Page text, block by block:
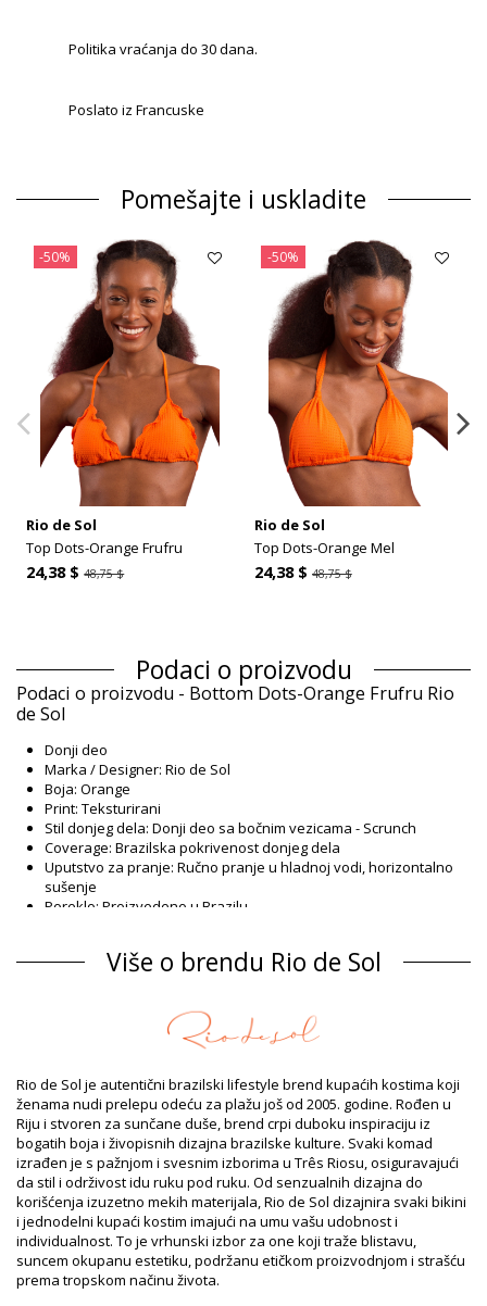
Politika vraćanja do 30 dana.
Poslato iz Francuske
Pomešajte i uskladite
-50%
Rio de Sol
Top Dots-Orange Frufru
24,38 $48,75 $
-50%
Rio de Sol
Top Dots-Orange Mel
24,38 $ 48,75 $
Podaci o proizvodu
Podaci o proizvodu - Bottom Dots-Orange Frufru Rio
de Sol
Donji deo
Marka / Designer: Rio de Sol
Boja: Orange
Print: Teksturirani
Stil donjeg dela: Donji deo sa bočnim vezicama - Scrunch
Coverage: Brazilska pokrivenost donjeg dela
Uputstvo za pranje: Ručno pranje u hladnoj vodi, horizontalno
sušenje
Poreklo: Proizvedeno u Brazilu
Sastav
Postava: 84% Polyamide, 16% Elastane - Oeko-Tex
Informacije o proizvodu
Odsek: Zensko, Donji deo
Pakovanje uključuje: 1 x Donji deo (Drugi pribor koji nije
uključen)
HS CODE: 6112.41.0010
SKU: 1981118615
EAN: XS (7899810245663), S (7899810245670), M (7899810245687),
L (7899810245694), XL (7899810245700)
Težina: 45g / 0.1lb / 1.59oz
Print nije tačan i može varirati prema rezu
Retuširane fotografije
Više o brendu Rio de Sol
Rio de Sol je autentični brazilski lifestyle brend kupaćih kostima koji
ženama nudi prelepu odeću za plažu još od 2005. godine. Rođen u
Riju i stvoren za sunčane duše, brend crpi duboku inspiraciju iz
bogatih boja i živopisnih dizajna brazilske kulture. Svaki komad
izrađen je s pažnjom i svesnim izborima u Três Riosu, osiguravajući
da stil i održivost idu ruku pod ruku. Od senzualnih dizajna do
korišćenja izuzetno mekih materijala, Rio de Sol dizajnira svaki bikini
i jednodelni kupaći kostim imajući na umu vašu udobnost i
individualnost. To je vrhunski izbor za one koji traže blistavu,
suncem okupanu estetiku, podržanu etičkom proizvodnjom i strašću
prema tropskom načinu života.